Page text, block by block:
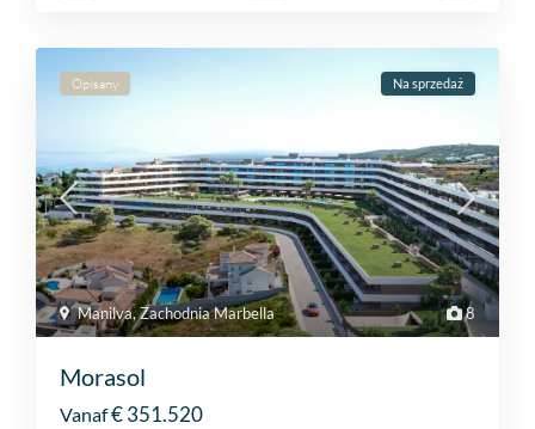
8
Manilva,Zachodnia Marbella
Opisany Na sprzedaż
Morasol
Vanaf€ 351.520